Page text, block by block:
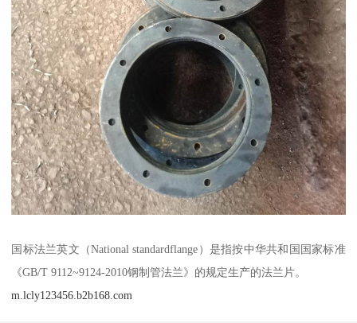
国标法兰英文（National standardflange）是指按中华共和国国家标准
《GB/T 9112~9124-2010钢制管法兰》的规定生产的法兰片。
m.lcly123456.b2b168.com